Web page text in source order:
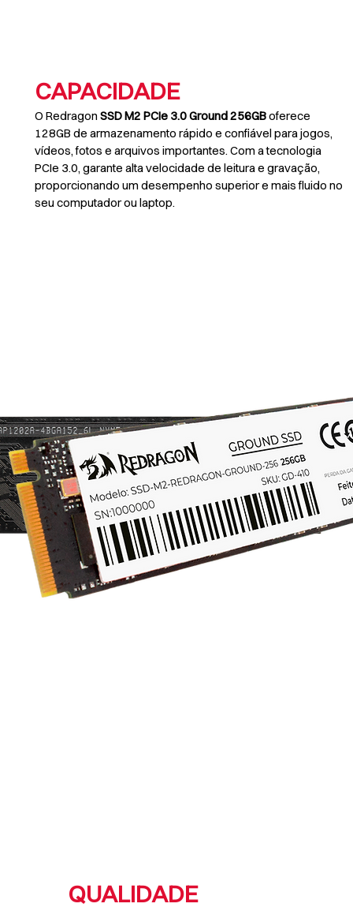
QUALIDADE
CAPACIDADE
O Redragon SSD M2 PCIe 3.0 Ground 256GBoferece
128GB de armazenamento rápido e confiável para jogos,
vídeos, fotos e arquivos importantes. Com a tecnologia
PCIe 3.0, garante alta velocidade de leitura e gravação,
proporcionando um desempenho superior e mais fluido no
seu computador ou laptop.